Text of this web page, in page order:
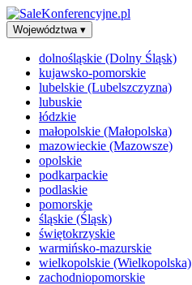
Województwa ▾
dolnośląskie (Dolny Śląsk)
kujawsko-pomorskie
lubelskie (Lubelszczyzna)
lubuskie
łódzkie
małopolskie (Małopolska)
mazowieckie (Mazowsze)
opolskie
podkarpackie
podlaskie
pomorskie
śląskie (Śląsk)
świętokrzyskie
warmińsko-mazurskie
wielkopolskie (Wielkopolska)
zachodniopomorskie